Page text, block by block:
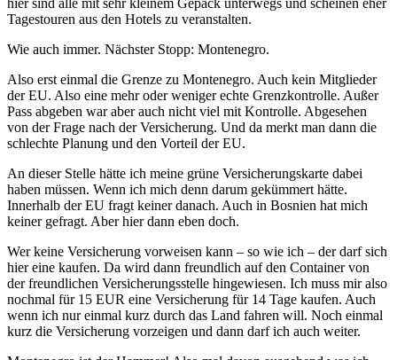
Tagestouren aus den Hotels zu veranstalten.
Wie auch immer. Nächster Stopp: Montenegro.
Also erst einmal die Grenze zu Montenegro. Auch kein Mitglieder
der EU. Also eine mehr oder weniger echte Grenzkontrolle. Außer
Pass abgeben war aber auch nicht viel mit Kontrolle. Abgesehen
von der Frage nach der Versicherung. Und da merkt man dann die
schlechte Planung und den Vorteil der EU.
An dieser Stelle hätte ich meine grüne Versicherungskarte dabei
haben müssen. Wenn ich mich denn darum gekümmert hätte.
Innerhalb der EU fragt keiner danach. Auch in Bosnien hat mich
keiner gefragt. Aber hier dann eben doch.
Wer keine Versicherung vorweisen kann – so wie ich – der darf sich
hier eine kaufen. Da wird dann freundlich auf den Container von
der freundlichen Versicherungsstelle hingewiesen. Ich muss mir also
nochmal für 15 EUR eine Versicherung für 14 Tage kaufen. Auch
wenn ich nur einmal kurz durch das Land fahren will. Noch einmal
kurz die Versicherung vorzeigen und dann darf ich auch weiter.